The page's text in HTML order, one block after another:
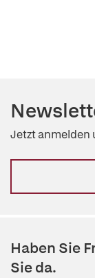
Jetzt anmelden
Haben Sie
Sie da.